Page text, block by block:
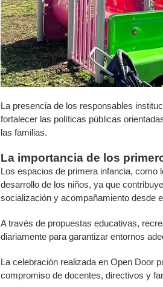
La presencia de los responsables
fortalecer las políticas públicas
las familias.
La importancia de los
Los espacios de primera infancia, como
desarrollo de los niños, ya que
socialización y acompañamiento desde
A través de propuestas educativas,
diariamente para garantizar entornos
La celebración realizada en Open Door
compromiso de docentes, directivos y